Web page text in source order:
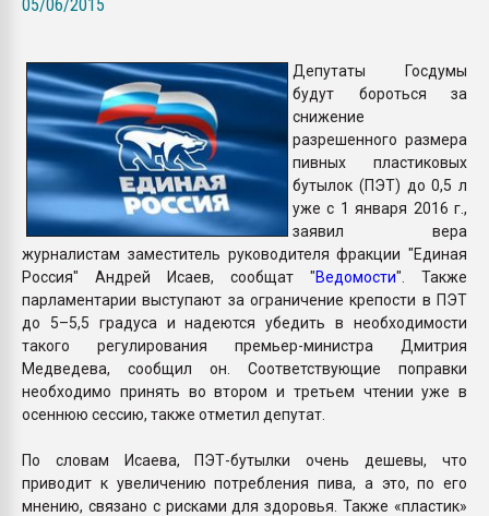
05/06/2015
Депутаты Госдумы
будут бороться за
снижение
разрешенного размера
пивных пластиковых
бутылок (ПЭТ) до 0,5 л
уже с 1 января 2016 г.,
заявил вера
журналистам заместитель руководителя фракции "Единая
Россия" Андрей Исаев, сообщат "Ведомости". Также
парламентарии выступают за ограничение крепости в ПЭТ
до 5–5,5 градуса и надеются убедить в необходимости
такого регулирования премьер-министра Дмитрия
Медведева, сообщил он. Соответствующие поправки
необходимо принять во втором и третьем чтении уже в
осеннюю сессию, также отметил депутат.
По словам Исаева, ПЭТ-бутылки очень дешевы, что
приводит к увеличению потребления пива, а это, по его
мнению, связано с рисками для здоровья. Также «пластик»